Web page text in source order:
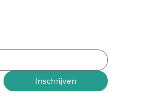
Inschrijven